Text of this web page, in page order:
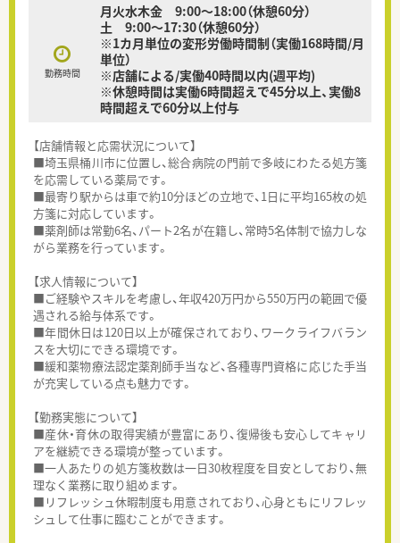
勤務時間
月火水木金 9:00～18:00（休憩60分）
土 9:00～17:30（休憩60分）
※1カ月単位の変形労働時間制（実働168時間/月
単位）
※店舗による/実働40時間以内(週平均)
※休憩時間は実働6時間超えで45分以上、実働8
時間超えで60分以上付与
【店舗情報と応需状況について】
■埼玉県桶川市に位置し、総合病院の門前で多岐にわたる処方箋
を応需している薬局です。
■最寄り駅からは車で約10分ほどの立地で、1日に平均165枚の処
方箋に対応しています。
■薬剤師は常勤6名、パート2名が在籍し、常時5名体制で協力しな
がら業務を行っています。
【求人情報について】
■ご経験やスキルを考慮し、年収420万円から550万円の範囲で優
遇される給与体系です。
■年間休日は120日以上が確保されており、ワークライフバラン
スを大切にできる環境です。
■緩和薬物療法認定薬剤師手当など、各種専門資格に応じた手当
が充実している点も魅力です。
【勤務実態について】
■産休・育休の取得実績が豊富にあり、復帰後も安心してキャリ
アを継続できる環境が整っています。
■一人あたりの処方箋枚数は一日30枚程度を目安としており、無
理なく業務に取り組めます。
■リフレッシュ休暇制度も用意されており、心身ともにリフレッ
シュして仕事に臨むことができます。